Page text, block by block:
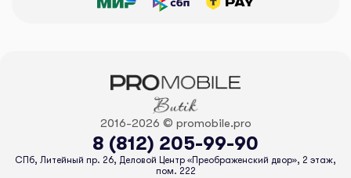
2016-2026 © promobile.pro
8 (812) 205-99-90
СПб, Литейный пр. 26, Деловой Центр «Преображенский двор», 2 этаж,
пом. 222